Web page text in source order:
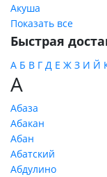
Акуша
Показать все
Быстрая
А Б В Г Д Е Ж З И Й
А
Абаза
Абакан
Абан
Абатский
Абдулино